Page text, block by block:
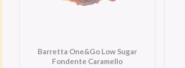
Barretta One&Go Low Sugar
Fondente Caramello